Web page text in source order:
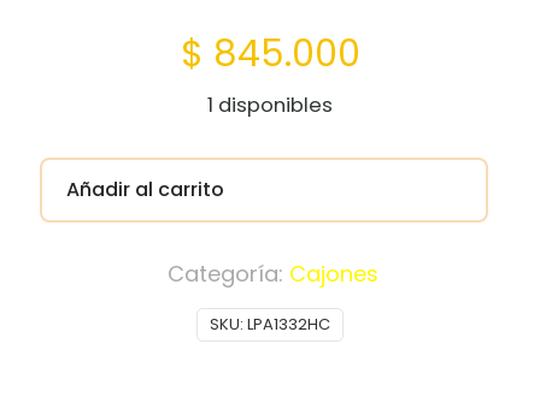
$ 845.000
1 disponibles
Añadir al carrito
SKU: LPA1332HC
Categoría: Cajones